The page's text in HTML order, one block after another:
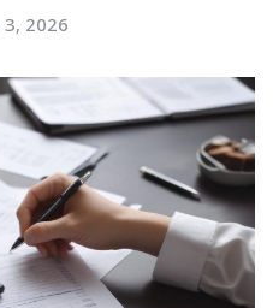
2026